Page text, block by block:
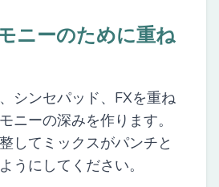
ニーのために重ね
シンセパッド、FXを重ね
ニーの深みを作ります。
してミックスがパンチと
うにしてください。